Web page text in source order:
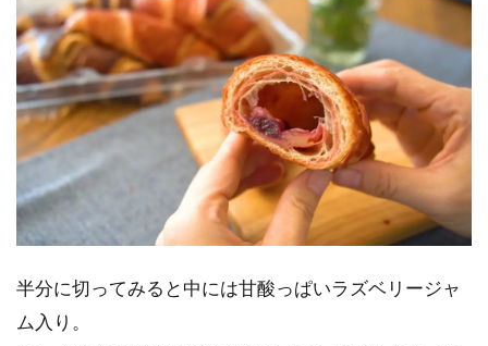
半分に切ってみると中には甘酸っぱいラズベリージャ
ム入り。